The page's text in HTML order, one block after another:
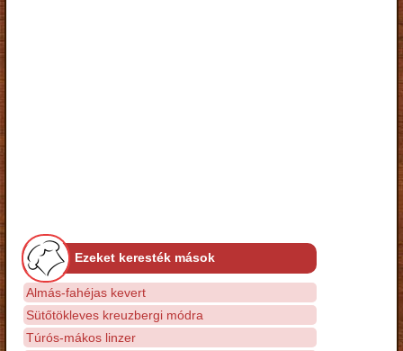
Ezeket keresték mások
Almás-fahéjas kevert
Sütőtökleves kreuzbergi módra
Túrós-mákos linzer